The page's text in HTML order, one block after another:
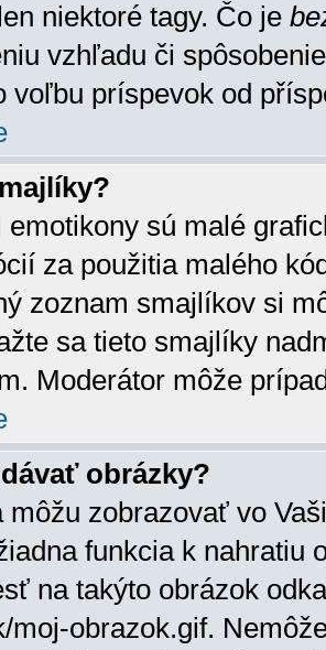
niektoré tagy. Čo je
vzhľadu či
voľbu príspevok od
emotikony sú malé
za použitia malého
zoznam smajlíkov si
sa tieto smajlíky
Moderátor môže
obrázky?
môžu zobrazovať vo
funkcia k nahratiu
na takýto obrázok
moj-obrazok.gif.